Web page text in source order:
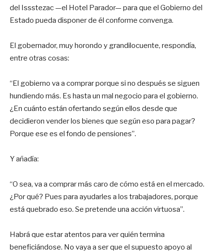
del Issstezac —el Hotel Parador— para que el Gobierno del
Estado pueda disponer de él conforme convenga.
El gobernador, muy horondo y grandilocuente, respondía,
entre otras cosas:
“El gobierno va a comprar porque si no después se siguen
hundiendo más. Es hasta un mal negocio para el gobierno.
¿En cuánto están ofertando según ellos desde que
decidieron vender los bienes que según eso para pagar?
Porque ese es el fondo de pensiones”.
Y añadía:
“O sea, va a comprar más caro de cómo está en el mercado.
¿Por qué? Pues para ayudarles a los trabajadores, porque
está quebrado eso. Se pretende una acción virtuosa”.
Habrá que estar atentos para ver quién termina
beneficiándose. No vaya a ser que el supuesto apoyo al